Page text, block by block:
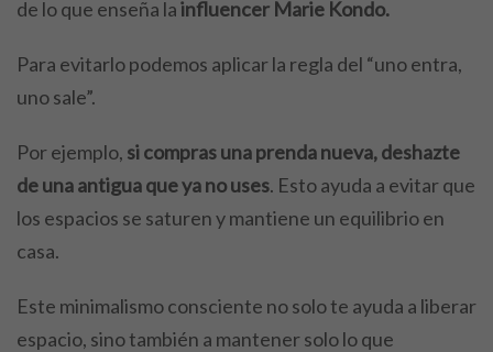
de lo que enseña lainfluencer Marie Kondo.
Para evitarlo podemos aplicar la regla del “uno entra,
uno sale”.
Por ejemplo, si compras una prenda nueva, deshazte
de una antigua que ya no uses. Esto ayuda a evitar que
los espacios se saturen y mantiene un equilibrio en
casa.
Este minimalismo consciente no solo te ayuda a liberar
espacio, sino también a mantener solo lo que